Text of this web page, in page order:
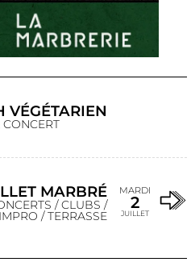
VÉGÉTARIEN
MARBRÉ
/ CLUBS /
/ TERRASSE
MARDI
2
JUILLET